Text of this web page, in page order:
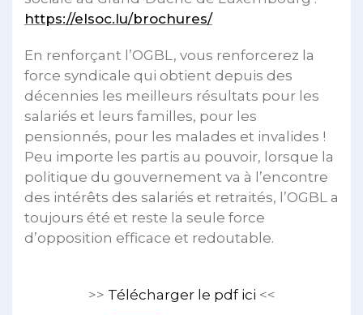
https://elsoc.lu/brochures/
En renforçant l’OGBL, vous renforcerez la
force syndicale qui obtient depuis des
décennies les meilleurs résultats pour les
salariés et leurs familles, pour les
pensionnés, pour les malades et invalides !
Peu importe les partis au pouvoir, lorsque la
politique du gouvernement va à l’encontre
des intérêts des salariés et retraités, l’OGBL a
toujours été et reste la seule force
d’opposition efficace et redoutable.
>> Télécharger le pdf ici <<